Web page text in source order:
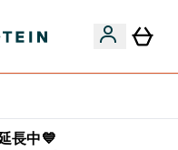
長中💙